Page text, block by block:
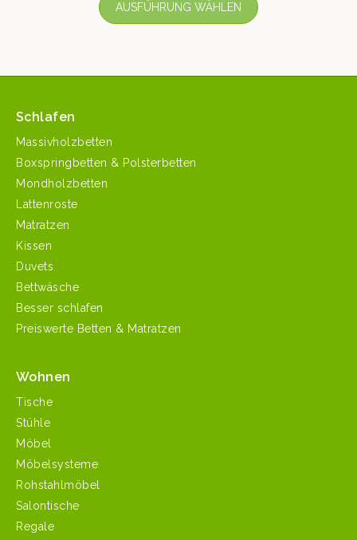
AUSFÜHRUNG WÄHLEN
Schlafen
Massivholzbetten
Boxspringbetten & Polsterbetten
Mondholzbetten
Lattenroste
Matratzen
Kissen
Duvets
Bettwäsche
Besser schlafen
Preiswerte Betten & Matratzen
Wohnen
Tische
Stühle
Möbel
Möbelsysteme
Rohstahlmöbel
Salontische
Regale